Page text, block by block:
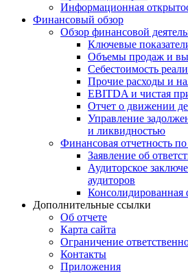
Информационная
Финансовый обзор
Обзор финансовой
Ключевые
Объемы продаж и
Себестоимость
Прочие расходы и
EBITDA и чистая
Отчет о движении
Управление
и ликвидностью
Финансовая отчетность
Заявление об
Аудиторское
аудиторов
Консолидированная
Дополнительные ссылки
Об отчете
Карта сайта
Ограничение
Контакты
Приложения